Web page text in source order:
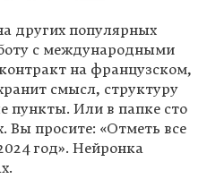
других популярных
с международными
на французском,
смысл, структуру
пункты. Или в папке сто
Вы просите: «Отметь все
год». Нейронка